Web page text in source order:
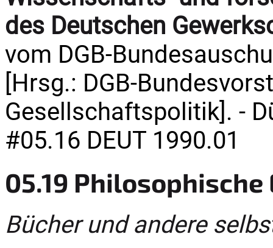
des Deutschen
vom DGB-
[Hrsg.: DGB-
Gesellschaftspolitik]. -
#05.16 DEUT 1990.01
05.19 Philosophische
Bücher und andere